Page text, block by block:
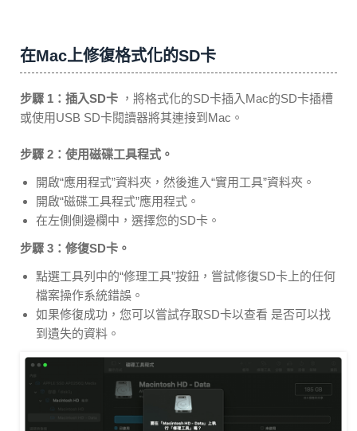
在Mac上修復格式化的SD卡
步驟 1：插入SD卡 ，將格式化的SD卡插入Mac的SD卡插槽
或使用USB SD卡閱讀器將其連接到Mac。
步驟 2：使用磁碟工具程式。
開啟“應用程式”資料夾，然後進入“實用工具”資料夾。
開啟“磁碟工具程式”應用程式。
在左側側邊欄中，選擇您的SD卡。
步驟 3：修復SD卡。
點選工具列中的“修理工具”按鈕，嘗試修復SD卡上的任何
檔案操作系統錯誤。
如果修復成功，您可以嘗試存取SD卡以查看 是否可以找
到遺失的資料。